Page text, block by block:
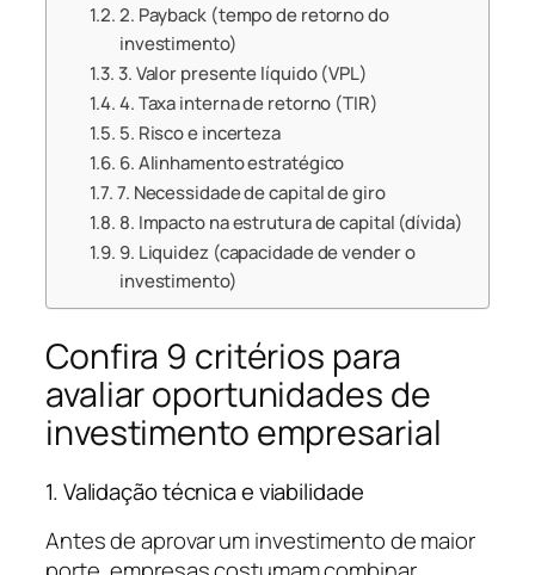
2. Payback (tempo de retorno do
investimento)
3. Valor presente líquido (VPL)
4. Taxa interna de retorno (TIR)
5. Risco e incerteza
6. Alinhamento estratégico
7. Necessidade de capital de giro
8. Impacto na estrutura de capital (dívida)
9. Liquidez (capacidade de vender o
investimento)
Confira 9 critérios para
avaliar oportunidades de
investimento empresarial
1. Validação técnica e viabilidade
Antes de aprovar um investimento de maior